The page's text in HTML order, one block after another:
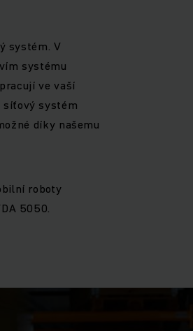
systém. V
systému
ve vaší
síťový systém
díky našemu
roboty
5050.